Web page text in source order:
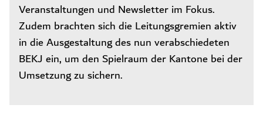
Veranstaltungen und Newsletter im Fokus.
Zudem brachten sich die Leitungsgremien aktiv
in die Ausgestaltung des nun verabschiedeten
BEKJ ein, um den Spielraum der Kantone bei der
Umsetzung zu sichern.